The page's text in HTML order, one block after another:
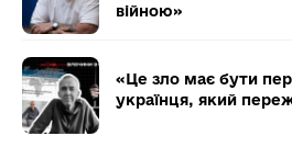
війною»
«Це зло має бути
українця, який